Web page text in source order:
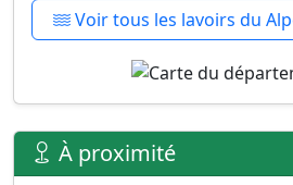
Voir tous les lavoirs du
À proximité